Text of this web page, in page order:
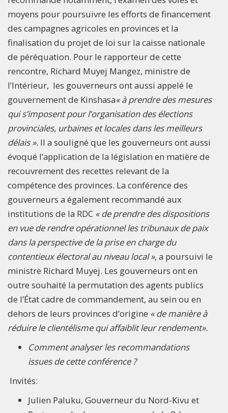
moyens pour poursuivre les efforts de financement
des campagnes agricoles en provinces et la
finalisation du projet de loi sur la caisse nationale
de péréquation. Pour le rapporteur de cette
rencontre, Richard Muyej Mangez, ministre de
l’Intérieur, les gouverneurs ont aussi appelé le
gouvernement de Kinshasa« à prendre des mesures
qui s’imposent pour l’organisation des élections
provinciales, urbaines et locales dans les meilleurs
délais ». Il a souligné que les gouverneurs ont aussi
évoqué l’application de la législation en matière de
recouvrement des recettes relevant de la
compétence des provinces. La conférence des
gouverneurs a également recommandé aux
institutions de la RDC « de prendre des dispositions
en vue de rendre opérationnel les tribunaux de paix
dans la perspective de la prise en charge du
contentieux électoral au niveau local », a poursuivi le
ministre Richard Muyej. Les gouverneurs ont en
outre souhaité la permutation des agents publics
de l’État cadre de commandement, au sein ou en
dehors de leurs provinces d’origine « de manière à
réduire le clientélisme qui affaiblit leur rendement».
Comment analyser les recommandations
issues de cette conférence ?
Invités:
Julien Paluku, Gouverneur du Nord-Kivu et